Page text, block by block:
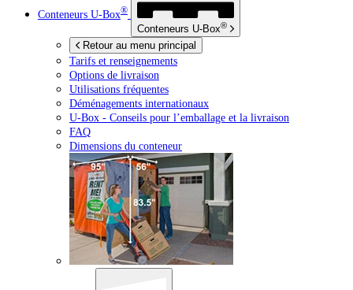
Conteneurs U-Box®
Conteneurs U-Box®
Retour au menu principal
Tarifs et renseignements
Options de livraison
Utilisations fréquentes
Déménagements internationaux
U-Box - Conseils pour l’emballage et la livraison
FAQ
Dimensions du conteneur